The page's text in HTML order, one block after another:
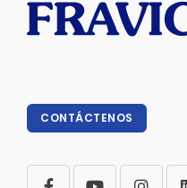
CONTÁCTENOS